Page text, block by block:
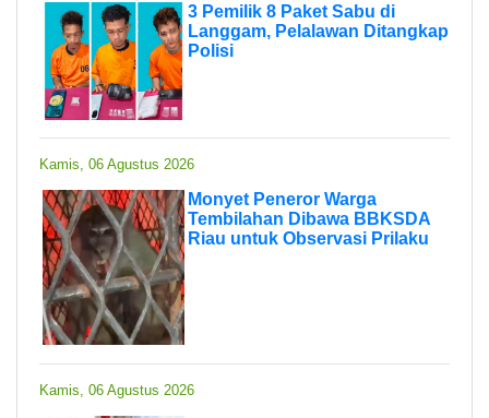
3 Pemilik 8 Paket Sabu di
Langgam, Pelalawan Ditangkap
Polisi
Kamis, 06 Agustus 2026
Monyet Peneror Warga
Tembilahan Dibawa BBKSDA
Riau untuk Observasi Prilaku
Kamis, 06 Agustus 2026